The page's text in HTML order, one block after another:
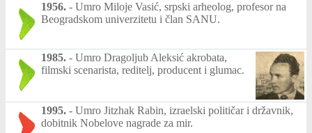
1956. - Umro Miloje Vasić, srpski arheolog, profesor na
Beogradskom univerzitetu i član SANU.
1985. - Umro Dragoljub Aleksić akrobata,
filmski scenarista, reditelj, producent i glumac.
1995. - Umro Jitzhak Rabin, izraelski političar i državnik,
dobitnik Nobelove nagrade za mir.